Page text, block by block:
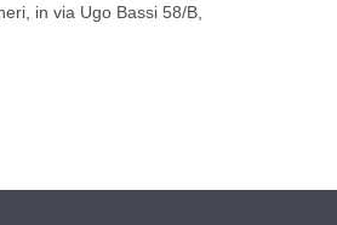
in via Ugo Bassi 58/B,